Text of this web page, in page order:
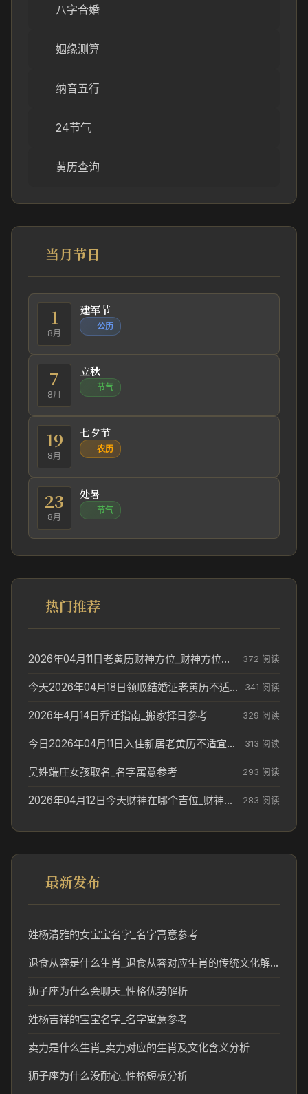
八字合婚
姻缘测算
纳音五行
24节气
黄历查询
当月节日
1
8月
建军节
公历
7
8月
立秋
节气
19
8月
七夕节
农历
23
8月
处暑
节气
热门推荐
2026年04月11日老黄历财神方位_财神方位与供奉讲究 372 阅读
今天2026年04月18日领取结婚证老黄历不适合吗_领证日期参考 341 阅读
2026年4月14日乔迁指南_搬家择日参考 329 阅读
今日2026年04月11日入住新居老黄历不适宜吗_搬家择日参考 313 阅读
吴姓端庄女孩取名_名字寓意参考 293 阅读
2026年04月12日今天财神在哪个吉位_财神方位参考 283 阅读
最新发布
姓杨清雅的女宝宝名字_名字寓意参考
退食从容是什么生肖_退食从容对应生肖的传统文化解读
狮子座为什么会聊天_性格优势解析
姓杨吉祥的宝宝名字_名字寓意参考
卖力是什么生肖_卖力对应的生肖及文化含义分析
狮子座为什么没耐心_性格短板分析